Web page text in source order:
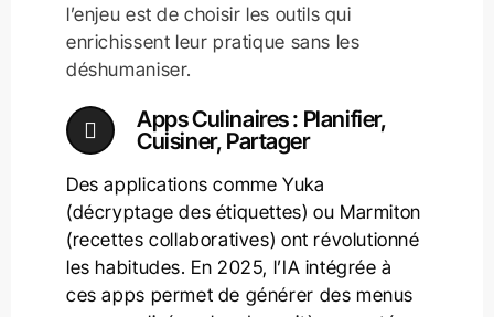
l’enjeu est de choisir les outils qui
enrichissent leur pratique sans les
déshumaniser.
Apps Culinaires : Planifier,
Cuisiner, Partager
Des applications comme Yuka
(décryptage des étiquettes) ou Marmiton
(recettes collaboratives) ont révolutionné
les habitudes. En 2025, l’IA intégrée à
ces apps permet de générer des menus